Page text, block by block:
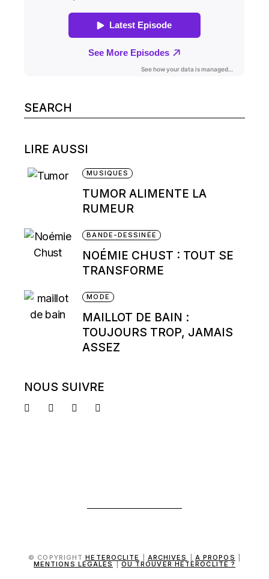
Search
for:
LIRE AUSSI
MUSIQUES
TUMOR ALIMENTE LA
RUMEUR
BANDE-DESSINÉE
NOÉMIE CHUST : TOUT SE
TRANSFORME
MODE
MAILLOT DE BAIN :
TOUJOURS TROP, JAMAIS
ASSEZ
NOUS SUIVRE
© COPYRIGHTHETEROCLITE ARCHIVES A PROPOS
MENTIONS LÉGALES OÙ TROUVER HÉTÉROCLITE ?